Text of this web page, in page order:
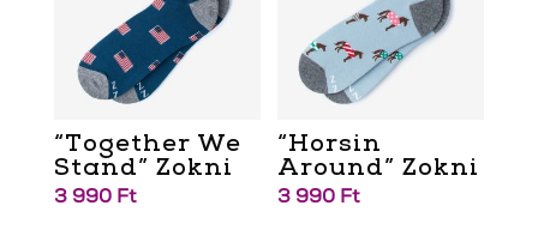
“Together We
Stand” Zokni
3 990 Ft
“Horsin
Around” Zokni
3 990 Ft